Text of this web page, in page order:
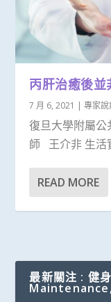
丙肝治癒後並
7 月 6, 2021 |專家說
復旦大學附屬
師 王介非 生活
READ MORE
最新關注 : 健
Maintenance,